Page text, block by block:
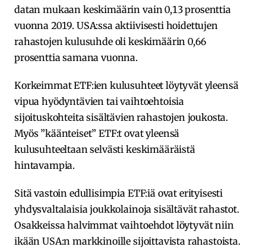
datan mukaan keskimäärin vain 0,13 prosenttia
vuonna 2019. USA:ssa aktiivisesti hoidettujen
rahastojen kulusuhde oli keskimäärin 0,66
prosenttia samana vuonna.
Korkeimmat ETF:ien kulusuhteet löytyvät yleensä
vipua hyödyntävien tai vaihtoehtoisia
sijoituskohteita sisältävien rahastojen joukosta.
Myös ”käänteiset” ETF:t ovat yleensä
kulusuhteeltaan selvästi keskimääräistä
hintavampia.
Sitä vastoin edullisimpia ETF:iä ovat erityisesti
yhdysvaltalaisia joukkolainoja sisältävät rahastot.
Osakkeissa halvimmat vaihtoehdot löytyvät niin
ikään USA:n markkinoille sijoittavista rahastoista.